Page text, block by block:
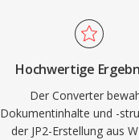
Hochwertige
Der Converter
Dokumentinhalte und -
der JP2-Erstellung aus